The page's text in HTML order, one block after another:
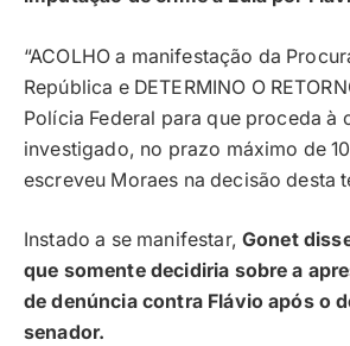
“ACOLHO a manifestação da
República e DETERMINO O
Polícia Federal para que proceda à
investigado, no prazo máximo de
escreveu Moraes na decisão desta
Instado a se manifestar, Gonet
que somente decidiria sobre a
de denúncia contra Flávio após o
senador.